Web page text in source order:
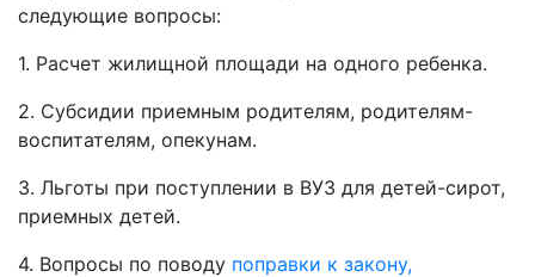
следующие вопросы:
1. Расчет жилищной площади на одного ребенка.
2. Субсидии приемным родителям, родителям-
воспитателям, опекунам.
3. Льготы при поступлении в ВУЗ для детей-сирот,
приемных детей.
4. Вопросы по поводу поправки к закону,